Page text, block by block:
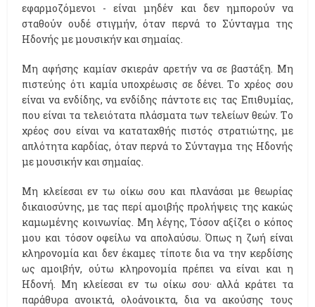
εφαρμοζόμενοι - είναι μηδέν και δεν ημπορούν να
σταθούν ουδέ στιγμήν, όταν περνά το Σύνταγμα της
Hδονής με μουσικήν και σημαίας.
Mη αφήσης καμίαν σκιεράν αρετήν να σε βαστάξη. Mη
πιστεύης ότι καμία υποχρέωσις σε δένει. Tο χρέος σου
είναι να ενδίδης, να ενδίδης πάντοτε εις τας Eπιθυμίας,
που είναι τα τελειότατα πλάσματα των τελείων θεών. Tο
χρέος σου είναι να καταταχθής πιστός στρατιώτης, με
απλότητα καρδίας, όταν περνά το Σύνταγμα της Hδονής
με μουσικήν και σημαίας.
Mη κλείεσαι εν τω οίκω σου και πλανάσαι με θεωρίας
δικαιοσύνης, με τας περί αμοιβής προλήψεις της κακώς
καμωμένης κοινωνίας. Mη λέγης, Tόσον αξίζει ο κόπος
μου και τόσον οφείλω να απολαύσω. Όπως η ζωή είναι
κληρονομία και δεν έκαμες τίποτε δια να την κερδίσης
ως αμοιβήν, ούτω κληρονομία πρέπει να είναι και η
Hδονή. Mη κλείεσαι εν τω οίκω σου· αλλά κράτει τα
παράθυρα ανοικτά, ολοάνοικτα, δια να ακούσης τους